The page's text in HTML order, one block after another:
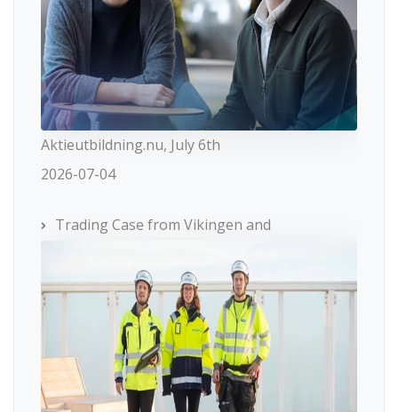
Aktieutbildning.nu, July 6th
2026-07-04
Trading Case from Vikingen and